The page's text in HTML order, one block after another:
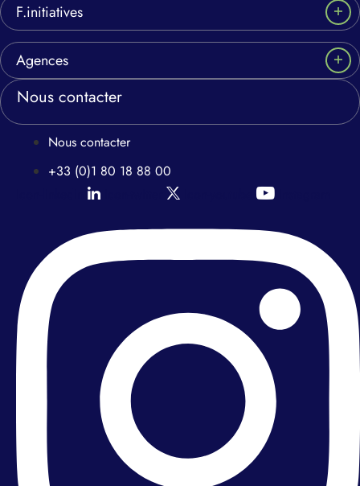
F.initiatives
Agences
Nous contacter
Nous contacter
+33 (0)1 80 18 88 00